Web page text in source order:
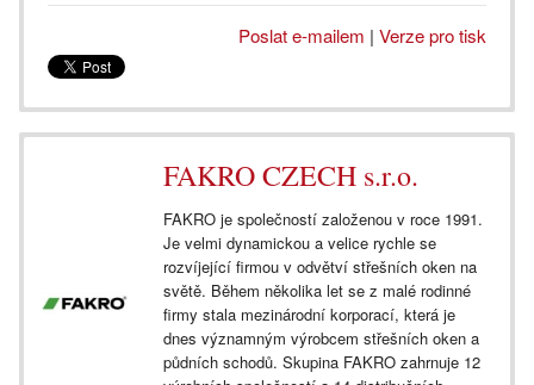
Poslat e-mailem | Verze pro tisk
FAKRO CZECH s.r.o.
FAKRO je společností založenou v roce 1991.
Je velmi dynamickou a velice rychle se
rozvíjející firmou v odvětví střešních oken na
světě. Během několika let se z malé rodinné
firmy stala mezinárodní korporací, která je
dnes významným výrobcem střešních oken a
půdních schodů. Skupina FAKRO zahrnuje 12